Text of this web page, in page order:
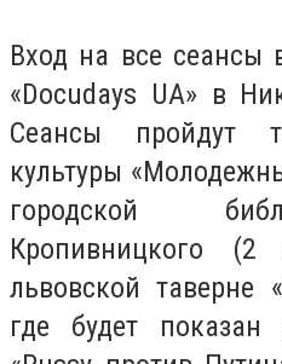
Вход на все сеансы
«Docudays UA» в
Сеансы пройдут
культуры
городской
Кропивницкого
львовской таверне
где будет